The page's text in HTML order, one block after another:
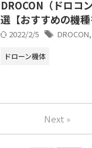
DROCON（ドロコ
選【おすすめの機種
2022/2/5 DROCON,
ドローン機体
Next »